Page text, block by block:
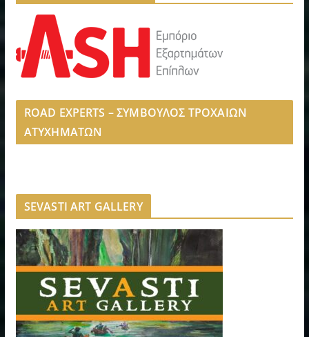
ROAD EXPERTS – ΣΥΜΒΟΥΛΟΣ ΤΡΟΧΑΙΩΝ
ΑΤΥΧΗΜΑΤΩΝ
SEVASTI ART GALLERY